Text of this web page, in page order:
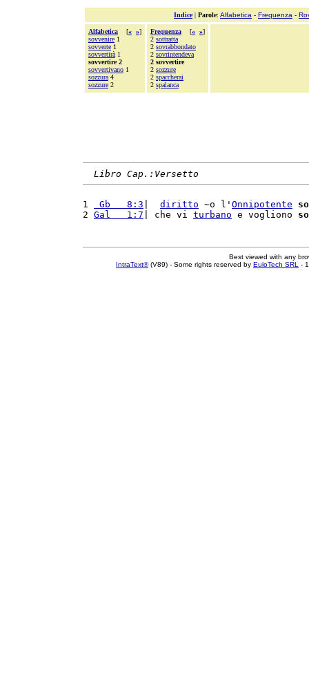
Indice| Parole: Alfabetica - Frequenza -
Alfabetica [« »]
sovvenire 1
sovverte 1
sovvertirà 1
sovvertire 2
sovvertivano 1
sozzura 4
sozzure 2
Frequenza [« »]
2 sottratta
2 sovrabbondato
2 sovrintendeva
2 sovvertire
2 sozzure
2 spaccherai
2 spalanca
Libro Cap.:Versetto
1 Gb   8:3 diritto ~o l' Onnipotente
2 Gal   1:7 | che vi turbano e vogliono
Best viewed with any
IntraText®(V89) - Some rights reserved by EuloTech SRL -